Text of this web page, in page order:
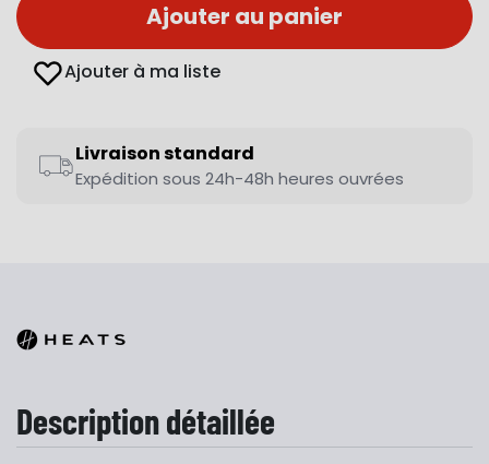
Ajouter au panier
Ajouter à ma liste
Livraison standard
Expédition sous 24h-48h heures ouvrées
Description détaillée